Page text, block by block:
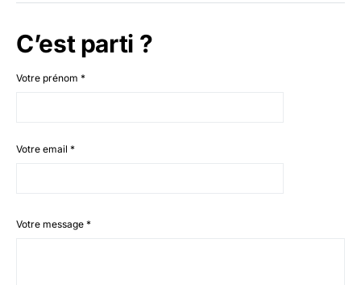
C’est parti ?
Votre prénom *
Votre email *
Votre message *